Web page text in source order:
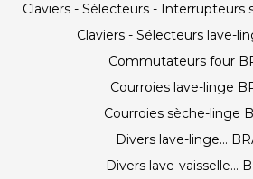
Claviers - Sélecteurs - Interrupteurs
Claviers - Sélecteurs lave-
Commutateurs four
Courroies lave-linge
Courroies sèche-linge
Divers lave-linge...
Divers lave-vaisselle...